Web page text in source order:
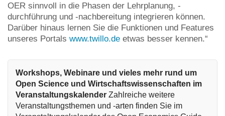
OER sinnvoll in die Phasen der Lehrplanung, -
durchführung und -nachbereitung integrieren können.
Darüber hinaus lernen Sie die Funktionen und Features
unseres Portals www.twillo.de etwas besser kennen.“
Workshops, Webinare und vieles mehr rund um
Open Science und Wirtschaftswissenschaften im
Veranstaltungskalender Zahlreiche weitere
Veranstaltungsthemen und -arten finden Sie im